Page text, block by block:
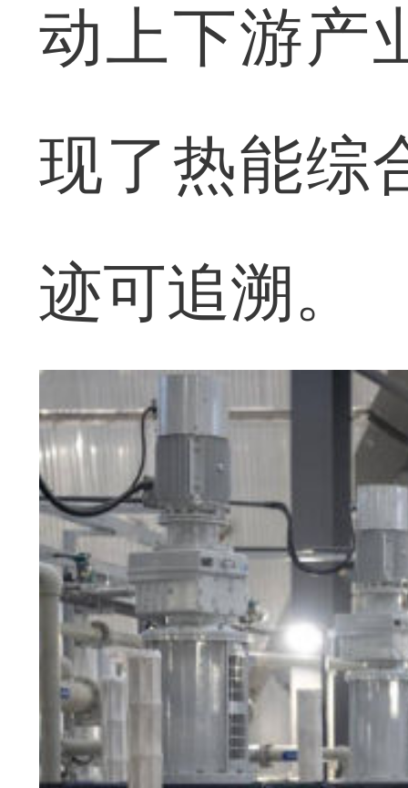
动上下游产
现了热能综
迹可追溯。